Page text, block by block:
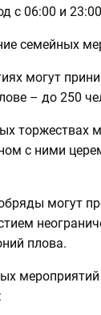
с 06:00 и
семейных
могут
– до 250
торжествах
с ними
могут
плова.